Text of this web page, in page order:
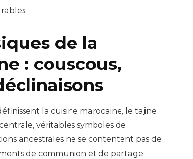
de la
: couscous,
la cuisine marocaine, le tajine
véritables symboles de
ancestrales ne se contentent pas de
de communion et de partage